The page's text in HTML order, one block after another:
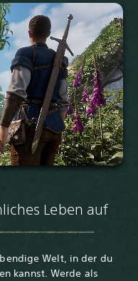
Leben auf
Welt, in der du
kannst. Werde als